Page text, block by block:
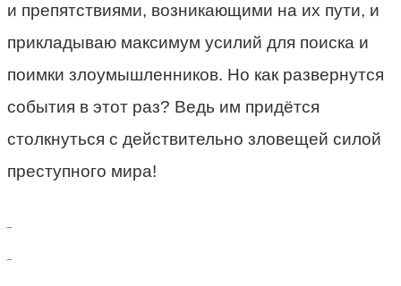
и препятствиями, возникающими на их пути, и
прикладываю максимум усилий для поиска и
поимки злоумышленников. Но как развернутся
события в этот раз? Ведь им придётся
столкнуться с действительно зловещей силой
преступного мира!